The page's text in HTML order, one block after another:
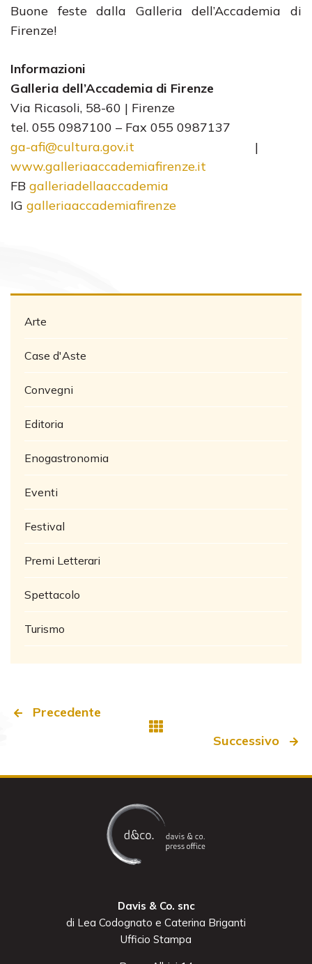
Buone feste dalla Galleria dell’Accademia di
Firenze!
Informazioni
Galleria dell’Accademia di Firenze
Via Ricasoli, 58-60 | Firenze
tel. 055 0987100 – Fax 055 0987137
ga-afi@cultura.gov.it |
www.galleriaaccademiafirenze.it
FB galleriadellaaccademia
IG galleriaaccademiafirenze
Arte
Case d'Aste
Convegni
Editoria
Enogastronomia
Eventi
Festival
Premi Letterari
Spettacolo
Turismo
Precedente
Successivo
Davis & Co. snc
di Lea Codognato e Caterina Briganti
Ufficio Stampa